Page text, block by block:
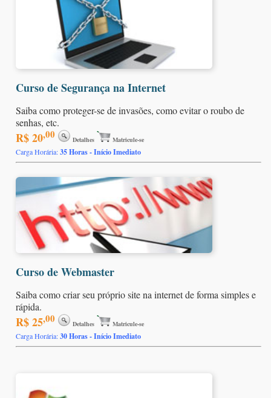
Curso de Segurança na Internet
Saiba como proteger-se de invasões, como evitar o roubo de
senhas, etc.
R$ 20,00 Detalhes Matricule-se
Carga Horária:35 Horas - Início Imediato
Curso de Webmaster
Saiba como criar seu próprio site na internet de forma simples e
rápida.
R$ 25,00 Detalhes Matricule-se
Carga Horária:30 Horas - Início Imediato